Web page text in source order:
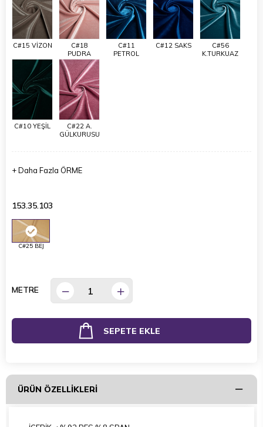
C#15 VİZON
C#18
PUDRA
C#11
PETROL
C#12 SAKS
C#56
K.TURKUAZ
C#10 YEŞİL
C#22 A.
GÜLKURUSU
+Daha Fazla ÖRME
153.35.103
C#25 BEJ
METRE
ÜRÜN ÖZELLIKLERI